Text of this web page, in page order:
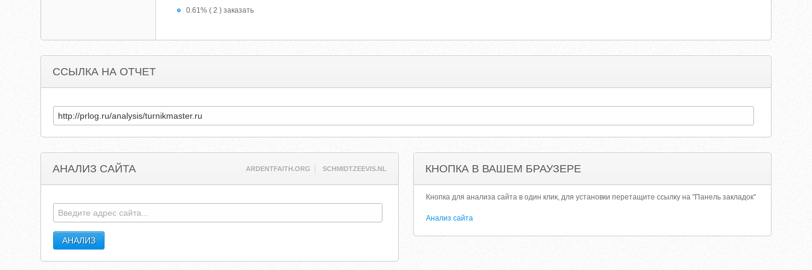
0.61% ( 2 ) заказать
ССЫЛКА НА ОТЧЕТ
АНАЛИЗ САЙТА ARDENTFAITH.ORG SCHMIDTZEEVIS.NL КНОПКА В ВАШЕМ БРАУЗЕРЕ
Кнопка для анализа сайта в один клик, для установки перетащите ссылку на "Панель закладок"
Анализ сайта